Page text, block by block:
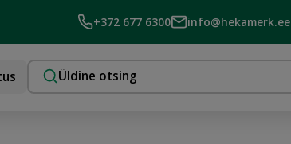
+372 677 6300 info@hekamerk.ee